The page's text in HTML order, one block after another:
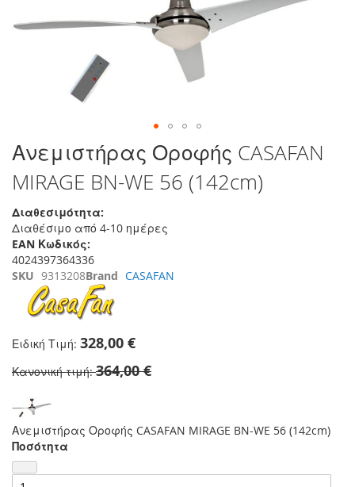
Μετάβαση
στην
αρχή
της
συλλογής
εικόνων
Ανεμιστήρας Οροφής CASAFAN
MIRAGE BN-WE 56 (142cm)
Διαθεσιμότητα:
Διαθέσιμο από 4-10 ημέρες
EAN Κωδικός:
4024397364336
SKU 9313208Brand CASAFAN
Ειδική Τιμή 328,00 €
Κανονική τιμή 364,00 €
Ανεμιστήρας Οροφής CASAFAN MIRAGE BN-WE 56 (142cm)
Ποσότητα